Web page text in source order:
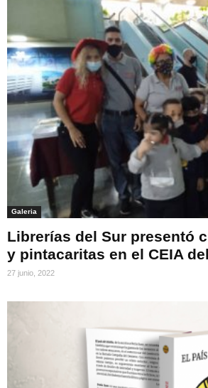
Galeria
Librerías del Sur presentó
y pintacaritas en el CEIA
27 junio, 2022